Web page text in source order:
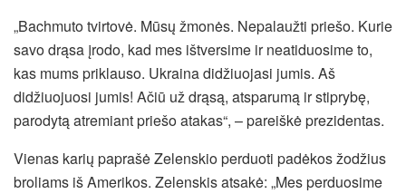
„Bachmuto tvirtovė. Mūsų žmonės. Nepalaužti priešo. Kurie
savo drąsa įrodo, kad mes ištversime ir neatiduosime to,
kas mums priklauso. Ukraina didžiuojasi jumis. Aš
didžiuojuosi jumis! Ačiū už drąsą, atsparumą ir stiprybę,
parodytą atremiant priešo atakas“, – pareiškė prezidentas.
Vienas karių paprašė Zelenskio perduoti padėkos žodžius
broliams iš Amerikos. Zelenskis atsakė: „Mes perduosime